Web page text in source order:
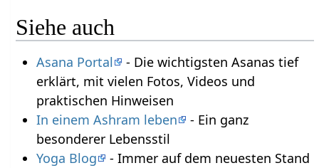
Siehe auch
Asana Portal
- Die wichtigsten Asanas tief
erklärt, mit vielen Fotos, Videos und
praktischen Hinweisen
In einem Ashram leben
- Ein ganz
besonderer Lebensstil
Yoga Blog
- Immer auf dem neuesten Stand